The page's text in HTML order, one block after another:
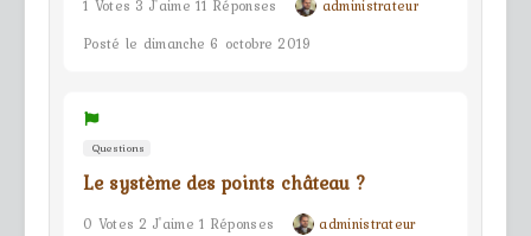
1 Votes 3 J'aime 11 Réponses
administrateur
Posté le dimanche 6 octobre 2019
Questions
Le système des points château ?
0 Votes 2 J'aime 1 Réponses
administrateur